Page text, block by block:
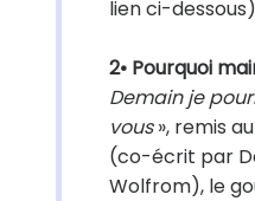
lien ci-
2• Pourquoi
Demain je
vous», remis
(co-écrit par
Wolfrom), le